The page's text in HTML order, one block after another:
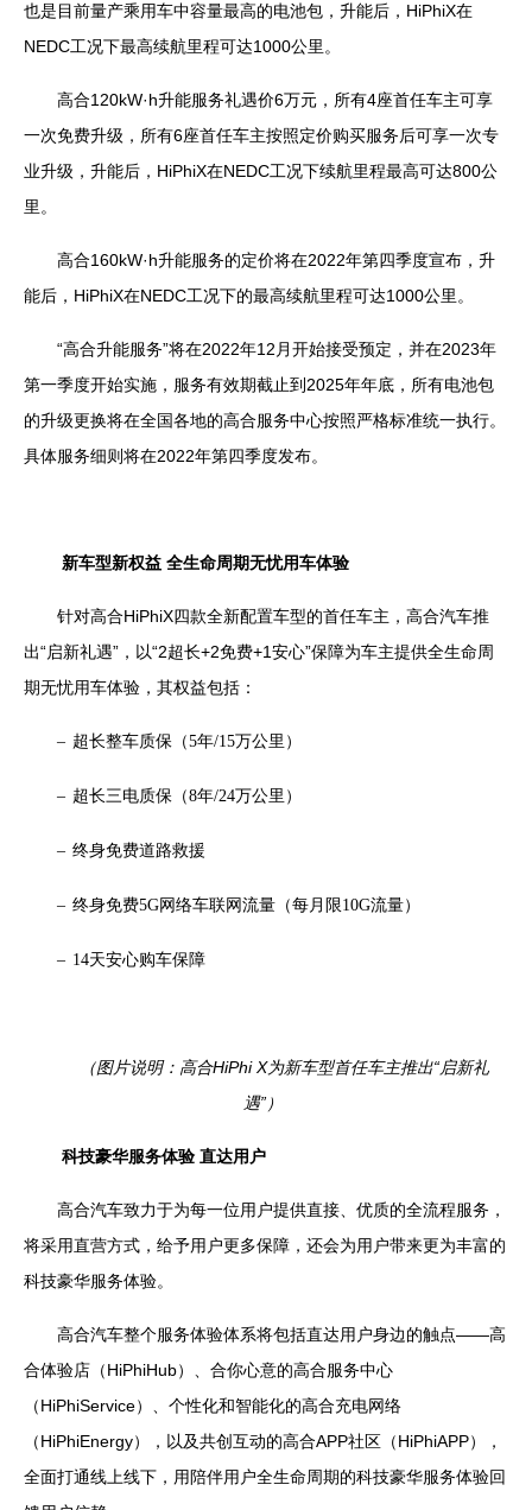
也是目前量产乘用车中容量最高的电池包，升能后， HiPhiX在
NEDC工况下最高续航里程可达1000公里。
高合120kW·h升能服务礼遇价6万元，所有4座首任车主可享
一次免费升级，所有6座首任车主按照定价购买服务后可享一次专
业升级，升能后， HiPhiX在NEDC工况下续航里程最高可达800公
里。
高合160kW·h升能服务的定价将在2022年第四季度宣布，升
能后， HiPhiX在NEDC工况下的最高续航里程可达1000公里。
“高合升能服务”将在2022年12月开始接受预定，并在2023年
第一季度开始实施，服务有效期截止到2025年年底，所有电池包
的升级更换将在全国各地的高合服务中心按照严格标准统一执行。
具体服务细则将在2022年第四季度发布。
新车型新权益 全生命周期无忧用车体验
针对高合HiPhiX四款全新配置车型的首任车主，高合汽车推
出“启新礼遇”，以“2超长+2免费+1安心”保障为车主提供全生命周
期无忧用车体验，其权益包括：
– 超长整车质保（5年/15万公里）
– 超长三电质保（8年/24万公里）
– 终身免费道路救援
– 终身免费5G网络车联网流量（每月限10G流量）
– 14天安心购车保障
（图片说明：高合HiPhi X为新车型首任车主推出“启新礼
遇”）
科技豪华服务体验 直达用户
高合汽车致力于为每一位用户提供直接、优质的全流程服务，
将采用直营方式，给予用户更多保障，还会为用户带来更为丰富的
科技豪华服务体验。
高合汽车整个服务体验体系将包括直达用户身边的触点——高
合体验店（HiPhiHub）、合你心意的高合服务中心
（HiPhiService）、个性化和智能化的高合充电网络
（HiPhiEnergy），以及共创互动的高合APP社区（HiPhiAPP），
全面打通线上线下，用陪伴用户全生命周期的科技豪华服务体验回